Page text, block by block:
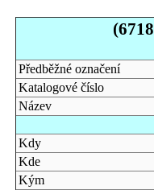
Předběžné označení
Katalogové číslo
Název
Kdy
Kde
Kým